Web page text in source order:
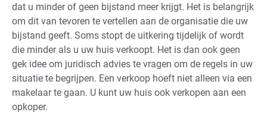
dat u minder of geen bijstand meer krijgt. Het is belangrijk
om dit van tevoren te vertellen aan de organisatie die uw
bijstand geeft. Soms stopt de uitkering tijdelijk of wordt
die minder als u uw huis verkoopt. Het is dan ook geen
gek idee om juridisch advies te vragen om de regels in uw
situatie te begrijpen. Een verkoop hoeft niet alleen via een
makelaar te gaan. U kunt uw huis ook verkopen aan een
opkoper.